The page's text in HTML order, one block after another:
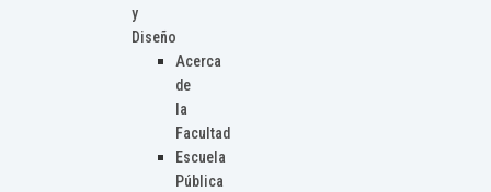
y
Diseño
Acerca
de
la
Facultad
Escuela
Pública